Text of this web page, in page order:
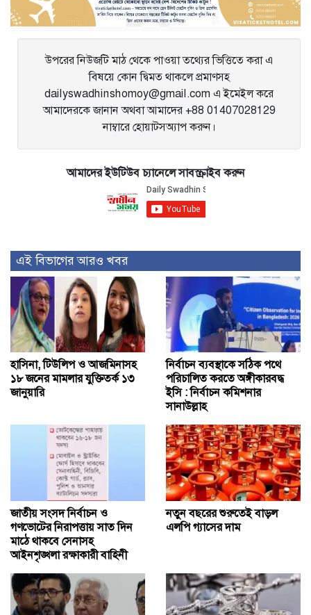
উপরের নিউজটি মাঠ থেকে পাওয়া তথ্যের ভিত্তিতে করা এ
বিষয়ে কোন দ্বিমত থাকলে প্রমাণসহ
dailyswadhinshomoy@gmail.com এ ইমেইল করে
আমাদেরকে জানান অথবা আমাদের +88 01407028129
নাম্বারে হোয়াটসঅ্যাপ করুন।
আমাদের ইউটিউব চ্যানেলে সাবস্ক্রাইব করুন
এই বিভাগের আরও খবর
হাসিনা, টিউলিপ ও আজমিনাসহ
১৮ জনের মামলার যুক্তিতর্ক ১৩
জানুয়ারি
নির্বাচন ব্যবস্থাকে সঠিক পথে
পরিচালিত করতে অঙ্গীকারবদ্ধ
ইসি : নির্বাচন কমিশনার
সানাউল্লাহ
জাতীয় সংসদ নির্বাচন ও
গণভোটের নিরাপত্তায় সাত দিন
মাঠে থাকবে সেনাসহ
আইনশৃঙ্খলা রক্ষাকারী বাহিনী
নতুন বছরের শুরুতেই বাড়ল
এলপি গ্যাসের দাম